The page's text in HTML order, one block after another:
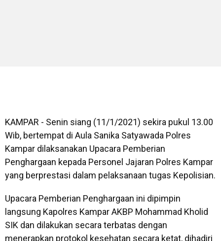
KAMPAR - Senin siang (11/1/2021) sekira pukul 13.00
Wib, bertempat di Aula Sanika Satyawada Polres
Kampar dilaksanakan Upacara Pemberian
Penghargaan kepada Personel Jajaran Polres Kampar
yang berprestasi dalam pelaksanaan tugas Kepolisian.
Upacara Pemberian Penghargaan ini dipimpin
langsung Kapolres Kampar AKBP Mohammad Kholid
SIK dan dilakukan secara terbatas dengan
menerapkan protokol kesehatan secara ketat, dihadiri